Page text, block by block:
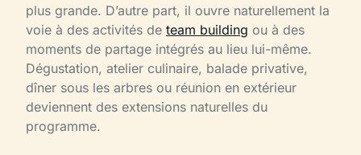
plus grande. D’autre part, il ouvre naturellement la
voie à des activités de team building ou à des
moments de partage intégrés au lieu lui-même.
Dégustation, atelier culinaire, balade privative,
dîner sous les arbres ou réunion en extérieur
deviennent des extensions naturelles du
programme.